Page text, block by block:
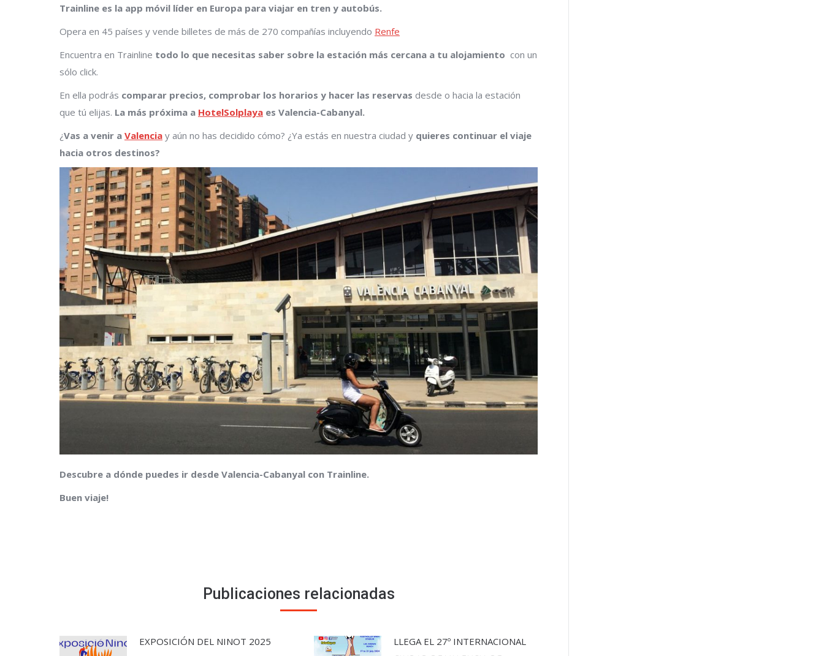
Trainline es la app móvil líder en Europa para viajar en tren y autobús.
Opera en 45 países y vende billetes de más de 270 compañías incluyendo Renfe
Encuentra en Trainline todo lo que necesitas saber sobre la estación más cercana a tu alojamiento con un
sólo click.
En ella podrás comparar precios, comprobar los horarios y hacer las reservas desde o hacia la estación
que tú elijas. La más próxima a HotelSolplaya es Valencia-Cabanyal.
¿Vas a venir a Valencia y aún no has decidido cómo? ¿Ya estás en nuestra ciudad y quieres continuar el viaje
hacia otros destinos?
Descubre a dónde puedes ir desde Valencia-Cabanyal con Trainline.
Buen viaje!
Publicaciones relacionadas
EXPOSICIÓN DEL NINOT 2025
LLEGA EL 27º INTERNACIONAL